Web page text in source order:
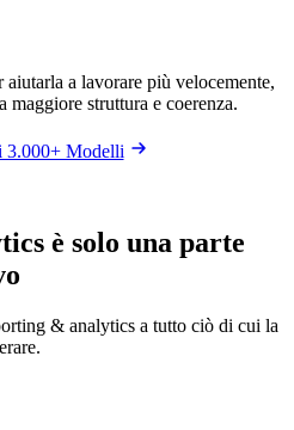
a lavorare più velocemente,
maggiore struttura e coerenza.
3.000+ Modelli
è solo una parte
& analytics a tutto ciò di cui la